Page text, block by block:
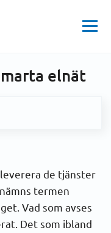
elnät
de tjänster
termen
Vad som avses
Det som ibland